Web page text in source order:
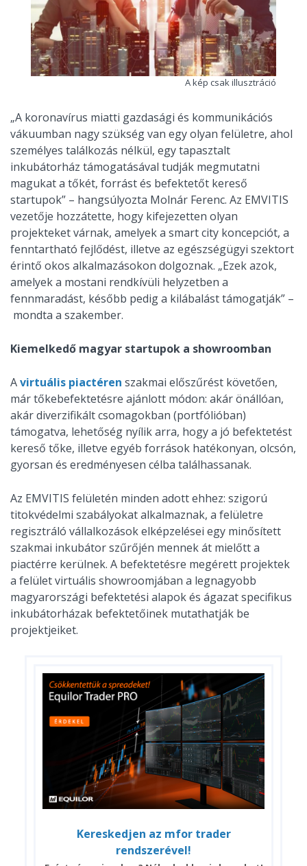
A kép csak illusztráció
„A koronavírus miatti gazdasági és kommunikációs
vákuumban nagy szükség van egy olyan felületre, ahol
személyes találkozás nélkül, egy tapasztalt
inkubátorház támogatásával tudják megmutatni
magukat a tőkét, forrást és befektetőt kereső
startupok” – hangsúlyozta Molnár Ferenc. Az EMVITIS
vezetője hozzátette, hogy kifejezetten olyan
projekteket várnak, amelyek a smart city koncepciót, a
fenntartható fejlődést, illetve az egészségügyi szektort
érintő okos alkalmazásokon dolgoznak. „Ezek azok,
amelyek a mostani rendkívüli helyzetben a
fennmaradást, később pedig a kilábalást támogatják” –
mondta a szakember.
Kiemelkedő magyar startupok a showroomban
Avirtuális piactéren szakmai előszűrést követően,
már tőkebefektetésre ajánlott módon: akár önállóan,
akár diverzifikált csomagokban (portfólióban)
támogatva, lehetőség nyílik arra, hogy a jó befektetést
kereső tőke, illetve egyéb források hatékonyan, olcsón,
gyorsan és eredményesen célba találhassanak.
Az EMVITIS felületén minden adott ehhez: szigorú
titokvédelmi szabályokat alkalmaznak, a felületre
regisztráló vállalkozások elképzelései egy minősített
szakmai inkubátor szűrőjén mennek át mielőtt a
piactérre kerülnek. A befektetésre megérett projektek
a felület virtuális showroomjában a legnagyobb
magyarországi befektetési alapok és ágazat specifikus
inkubátorházak befektetőinek mutathatják be
projektjeiket.
Kereskedjen az mfor trader
rendszerével!